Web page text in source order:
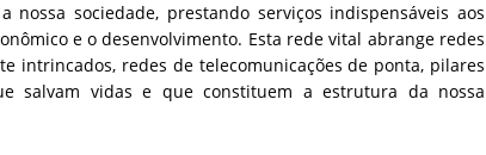
sociedade, prestando serviços indispensáveis aos
e o desenvolvimento. Esta rede vital abrange redes
intrincados, redes de telecomunicações de ponta, pilares
salvam vidas e que constituem a estrutura da nossa